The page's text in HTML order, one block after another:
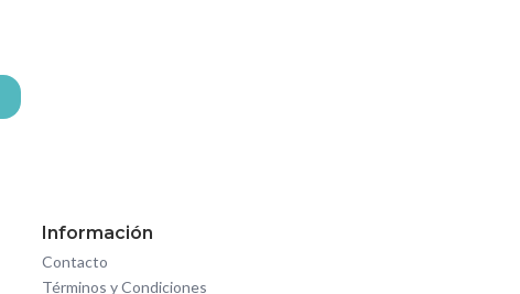
Información
Contacto
Términos y Condiciones